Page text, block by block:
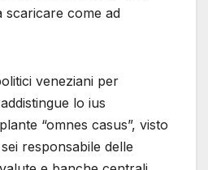
scaricare come ad
veneziani per
lo ius
“omnes casus”, visto
responsabile delle